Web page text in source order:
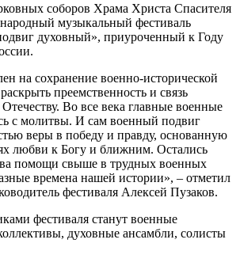
соборов Храма Христа Спасителя
музыкальный фестиваль
духовный», приуроченный к Году
на сохранение военно-исторической
преемственность и связь
Во все века главные военные
с молитвы. И сам военный подвиг
веры в победу и правду, основанную
любви к Богу и ближним. Остались
помощи свыше в трудных военных
времена нашей истории», – отметил
фестиваля Алексей Пузаков.
фестиваля станут военные
духовные ансамбли, солисты